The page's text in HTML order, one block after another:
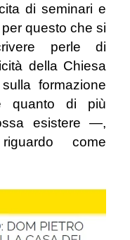
di seminari e
questo che si
perle di
della Chiesa
formazione
quanto di più
esistere —,
come